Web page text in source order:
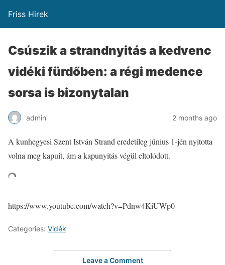
Friss Hirek
Csúszik a strandnyitás a kedvenc
vidéki fürdőben: a régi medence
sorsa is bizonytalan
admin 2 months ago
A kunhegyesi Szent István Strand eredetileg június 1-jén nyitotta
volna meg kapuit, ám a kapunyitás végül eltolódott.
https://www.youtube.com/watch?v=Pdnw4KiUWp0
Categories: Vidék
Leave a Comment